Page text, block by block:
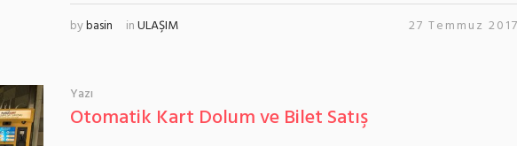
bybasin inULAŞIM 27 Temmuz
Yazı
Otomatik Kart Dolum ve Bilet Satış